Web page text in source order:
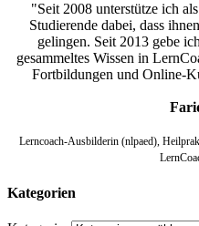
"Seit 2008 unterstütze ich
Studierende dabei, dass
gelingen. Seit 2013 gebe
gesammeltes Wissen in
Fortbildungen und Online-
Lerncoach-Ausbilderin (nlpaed),
Kategorien